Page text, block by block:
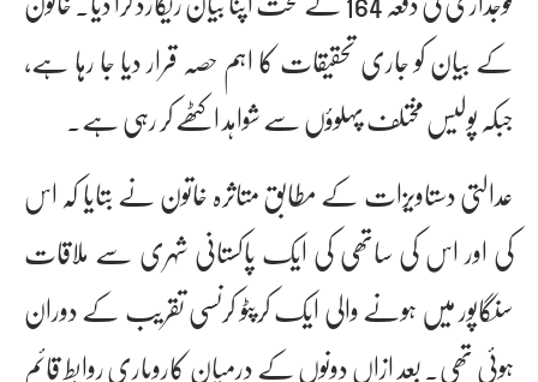
کے بیان کو جاری تحقیقات کا اہم حصہ قرار دیا جا رہا ہے،
جبکہ پولیس مختلف پہلوؤں سے شواہد اکٹھے کر رہی ہے۔
عدالتی دستاویزات کے مطابق متاثرہ خاتون نے بتایا کہ اس
کی اور اس کی ساتھی کی ایک پاکستانی شہری سے ملاقات
سنگاپور میں ہونے والی ایک کرپٹو کرنسی تقریب کے دوران
ہوئی تھی۔ بعد ازاں دونوں کے درمیان کاروباری روابط قائم